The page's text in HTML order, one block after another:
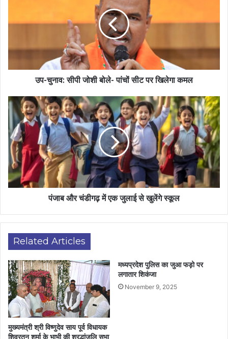
उप-चुनाव: सीपी जोशी बोले- पांचों सीट पर खिलेगा कमल
पंजाब और चंडीगढ़ में एक जुलाई से खुलेंगे स्कूल
Related Articles
मुख्यमंत्री श्री विष्णुदेव साय पूर्व विधायक
शिवरतन शर्मा के भाभी की श्रद्धांजलि सभा
मध्यप्रदेश पुलिस का जुआ फड़़ो पर
लगातार शिकंजा
November 9, 2025